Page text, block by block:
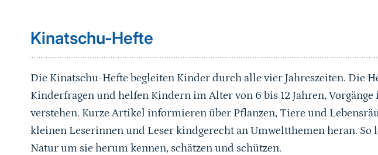
Kinatschu-Hefte
Die Kinatschu-Hefte begleiten Kinder durch alle vier Jahreszeiten. Die
Kinderfragen und helfen Kindern im Alter von 6 bis 12 Jahren,
verstehen. Kurze Artikel informieren über Pflanzen, Tiere und
kleinen Leserinnen und Leser kindgerecht an Umweltthemen heran. So
Natur um sie herum kennen, schätzen und schützen.